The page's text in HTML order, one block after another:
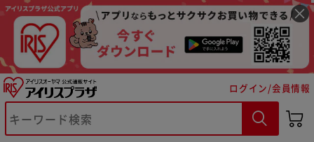
ログイン/会員情報
※ご確認ください